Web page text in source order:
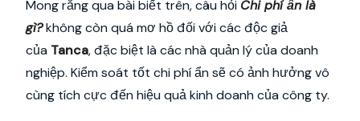
Mong rằng qua bài biết trên, câu hỏi Chi phí ẩn là
gì?không còn quá mơ hồ đối với các độc giả
của Tanca, đặc biệt là các nhà quản lý của doanh
nghiệp. Kiểm soát tốt chi phí ẩn sẽ có ảnh hưởng vô
cùng tích cực đến hiệu quả kinh doanh của công ty.